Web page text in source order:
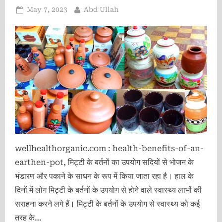
Posted
May 7, 2023 By
Abd Ullah
wellhealthorganic.com : health-benefits-of-an-
earthen-pot, मिट्टी के बर्तनों का उपयोग सदियों से भोजन के
भंडारण और पकाने के साधन के रूप में किया जाता रहा है। हाल के
दिनों में लोग मिट्टी के बर्तनों के उपयोग से होने वाले स्वास्थ्य लाभों की
सराहना करने लगे हैं। मिट्टी के बर्तनों के उपयोग से स्वास्थ्य को कई
तरह के…